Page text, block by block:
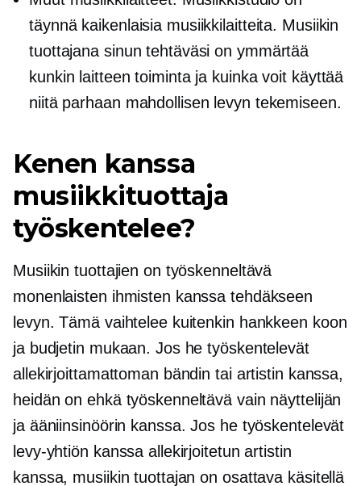
täynnä kaikenlaisia ​​musiikkilaitteita. Musiikin
tuottajana sinun tehtäväsi on ymmärtää
kunkin laitteen toiminta ja kuinka voit käyttää
niitä parhaan mahdollisen levyn tekemiseen.
Kenen kanssa
musiikkituottaja
työskentelee?
Musiikin tuottajien on työskenneltävä
monenlaisten ihmisten kanssa tehdäkseen
levyn. Tämä vaihtelee kuitenkin hankkeen koon
ja budjetin mukaan. Jos he työskentelevät
allekirjoittamattoman bändin tai artistin kanssa,
heidän on ehkä työskenneltävä vain näyttelijän
ja ääniinsinöörin kanssa. Jos he työskentelevät
levy-yhtiön kanssa allekirjoitetun artistin
kanssa, musiikin tuottajan on osattava käsitellä